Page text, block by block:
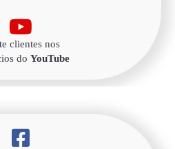
clientes nos
do YouTube